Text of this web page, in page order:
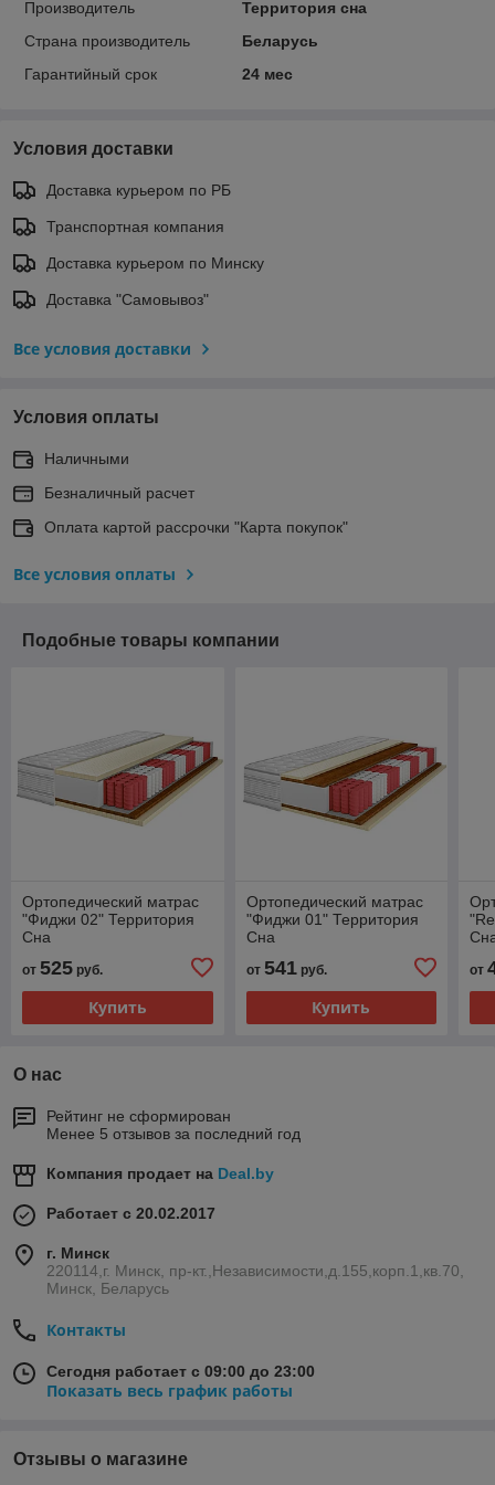
Производитель
Территория сна
Страна производитель
Беларусь
Гарантийный срок
24 мес
Условия доставки
Доставка курьером по РБ
Транспортная компания
Доставка курьером по Минску
Доставка "Самовывоз"
Все условия доставки
Условия оплаты
Наличными
Безналичный расчет
Оплата картой рассрочки "Карта покупок"
Все условия оплаты
Подобные товары компании
Ортопедический матрас
"Фиджи 02" Территория
Сна
от 525 руб.
Купить
Ортопедический матрас
"Фиджи 01" Территория
Сна
от 541руб.
Купить
от
О нас
Рейтинг не сформирован
Менее 5 отзывов за последний год
Компания продает на Deal.by
Работает с 20.02.2017
г. Минск
220114,г. Минск, пр-кт.,Независимости,д.155,корп.1,кв.70,
Минск, Беларусь
Контакты
Сегодня работает с 09:00 до 23:00
Показать весь график работы
Отзывы о магазине